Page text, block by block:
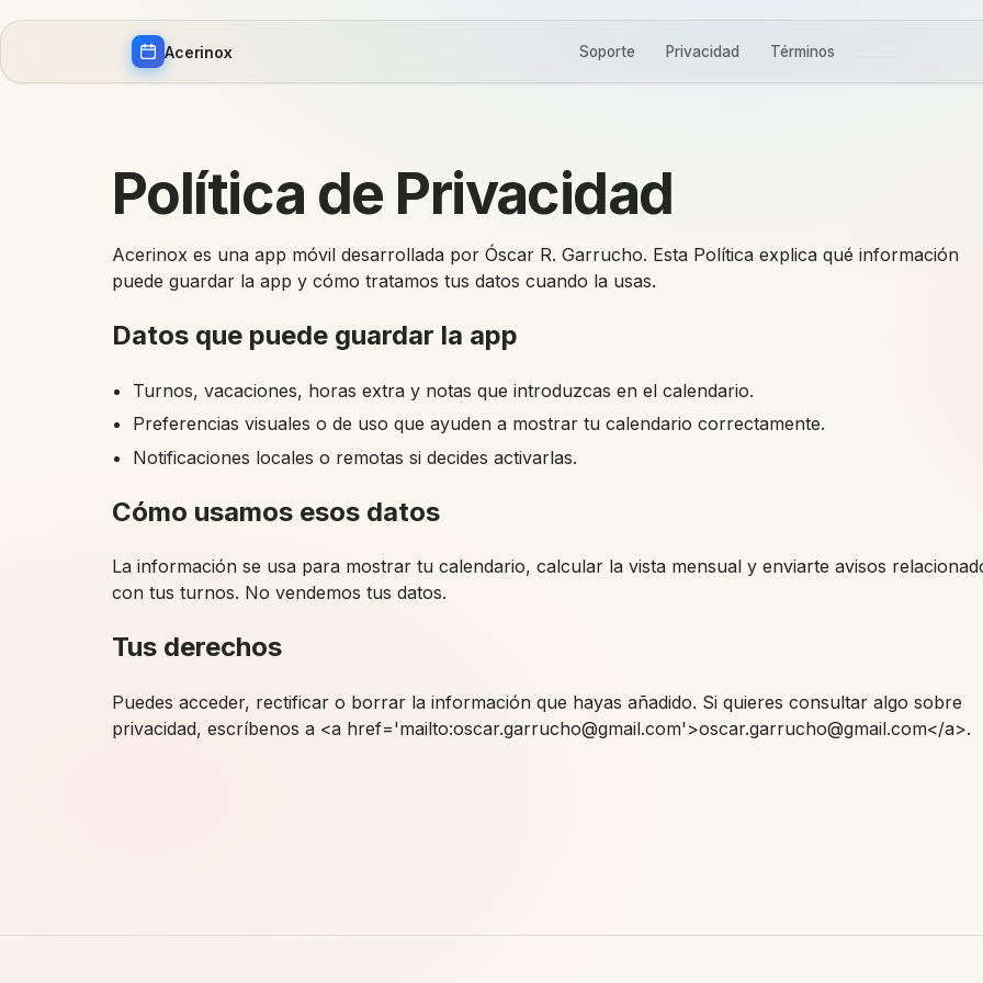
Acerinox Soporte Privacidad Términos
Política de Privacidad
Acerinox es una app móvil desarrollada por Óscar R. Garrucho. Esta Política explica qué información
puede guardar la app y cómo tratamos tus datos cuando la usas.
Datos que puede guardar la app
Turnos, vacaciones, horas extra y notas que introduzcas en el calendario.
Preferencias visuales o de uso que ayuden a mostrar tu calendario correctamente.
Notificaciones locales o remotas si decides activarlas.
Cómo usamos esos datos
La información se usa para mostrar tu calendario, calcular la vista mensual y enviarte avisos
con tus turnos. No vendemos tus datos.
Tus derechos
Puedes acceder, rectificar o borrar la información que hayas añadido. Si quieres consultar algo sobre
privacidad, escríbenos a <a href='mailto:oscar.garrucho@gmail.com'>oscar.garrucho@gmail.com</a>.